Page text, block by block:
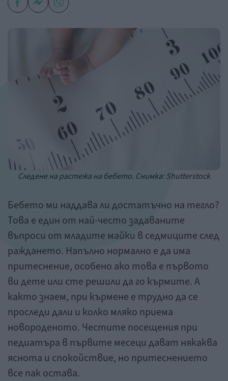
Следене на растежа на бебето. Снимка: Shutterstock
Бебето ми наддава ли достатъчно на тегло?
Това е един от най-често задаваните
въпроси от младите майки в седмиците след
раждането. Напълно нормално е да има
притеснение, особено ако това е първото
ви дете или сте решили да го кърмите. А
както знаем, при кърмене е трудно да се
проследи дали и колко мляко приема
новороденото. Честите посещения при
педиатъра в първите месеци дават някаква
яснота и спокойствие, но притеснението
все пак остава.